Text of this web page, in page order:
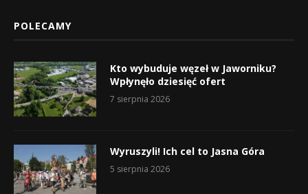
POLECAMY
Kto wybuduje węzeł w Jaworniku?
Wpłynęło dziesięć ofert
7 sierpnia 2026
Wyruszyli! Ich cel to Jasna Góra
5 sierpnia 2026